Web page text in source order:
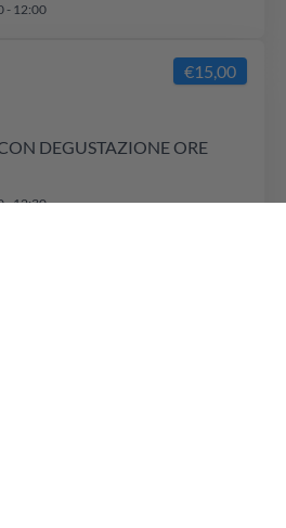
- 12:00
DEGUSTAZIONE ORE
- 12:30
€15,00